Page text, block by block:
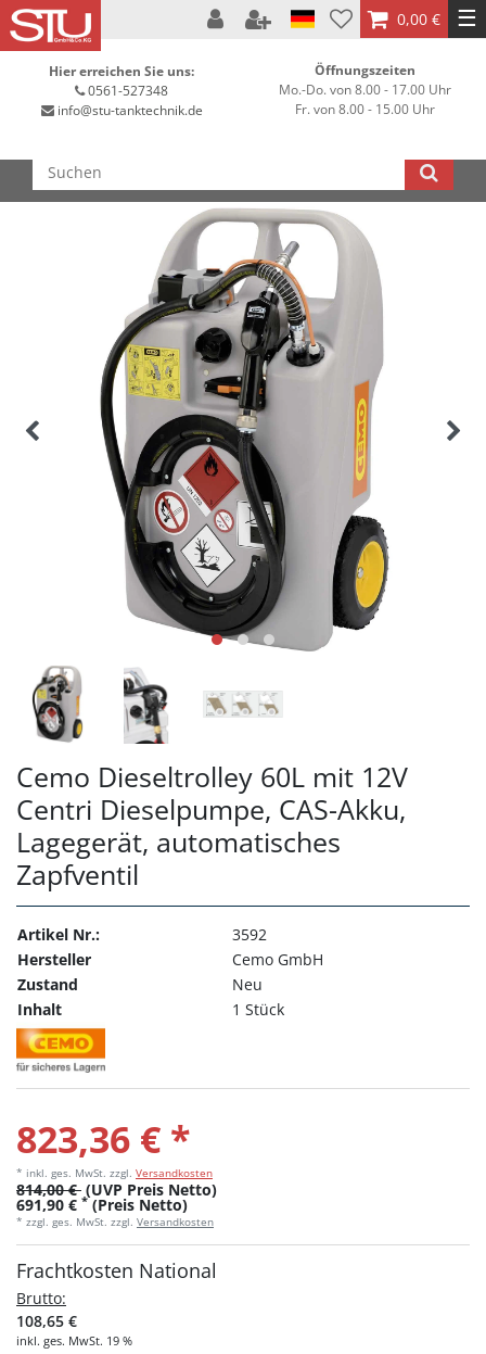
0,00 € ☰
Hier erreichen Sie uns:
0561-527348
info@stu-tanktechnik.de
Öffnungszeiten
Mo.-Do. von 8.00 - 17.00 Uhr
Fr. von 8.00 - 15.00 Uhr
Cemo Dieseltrolley 60L mit 12V
Centri Dieselpumpe, CAS-Akku,
Lagegerät, automatisches
Zapfventil
Artikel Nr.:
3592
Hersteller
Cemo GmbH
Zustand
Neu
Inhalt
1 Stück
823,36 € *
* inkl. ges. MwSt. zzgl. Versandkosten
814,00 € (UVP Preis Netto)
691,90 € * (Preis Netto)
* zzgl. ges. MwSt. zzgl. Versandkosten
Frachtkosten National
Brutto:
108,65 €
inkl. ges. MwSt. 19 %